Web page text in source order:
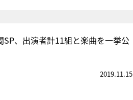
、出演者計11組と楽曲を一挙公
2019.11.15